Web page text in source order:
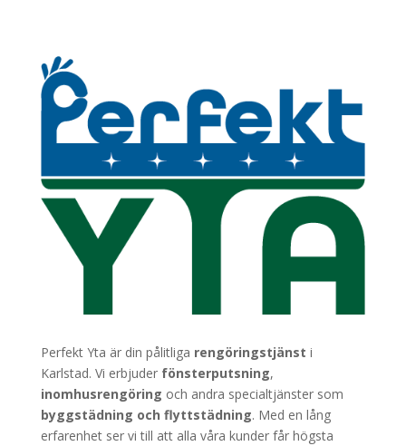
Perfekt Yta är din pålitliga rengöringstjänst i
Karlstad. Vi erbjuder fönsterputsning,
inomhusrengöring och andra specialtjänster som
byggstädning och flyttstädning. Med en lång
erfarenhet ser vi till att alla våra kunder får högsta